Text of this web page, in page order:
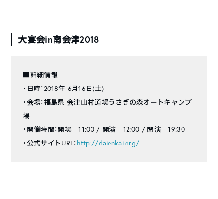
大宴会in南会津2018
■詳細情報
・日時：2018年 6月16日(土)
・会場：福島県 会津山村道場うさぎの森オートキャンプ
場
・開催時間：開場 11:00 / 開演 12:00 / 閉演 19:30
・公式サイトURL： http://daienkai.org/